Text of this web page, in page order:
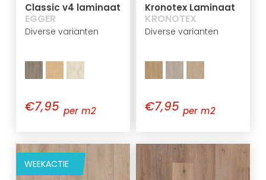
Classic v4 laminaat
EGGER
Diverse varianten
€7,95 per m2
Kronotex Laminaat
KRONOTEX
Diverse varianten
€7,95 per m2
WEEKACTIE